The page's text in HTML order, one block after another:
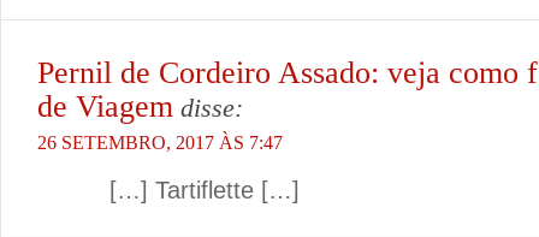
Pernil de Cordeiro Assado: veja como
de Viagem disse:
26 SETEMBRO, 2017 ÀS 7:47
[…] Tartiflette […]